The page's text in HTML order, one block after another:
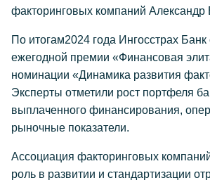
факторинговых компаний Александр
По итогам2024 года Ингосстрах Банк
ежегодной премии «Финансовая
номинации «Динамика развития
Эксперты отметили рост портфеля
выплаченного финансирования,
рыночные показатели.
Ассоциация факторинговых
роль в развитии и стандартизации